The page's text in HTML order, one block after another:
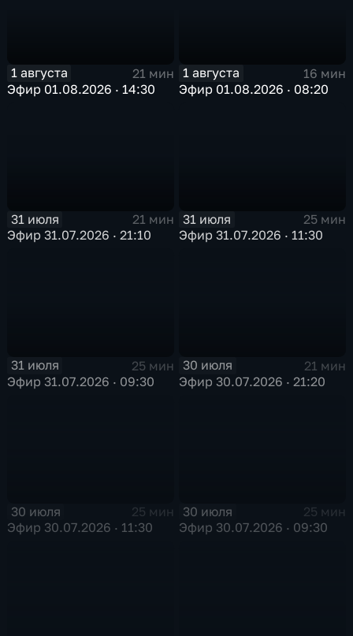
1 августа
21 мин
Эфир 01.08.2026 · 14:30
1 августа
16 мин
Эфир 01.08.2026 · 08:20
31 июля
21 мин
Эфир 31.07.2026 · 21:10
31 июля
25 мин
Эфир 31.07.2026 · 11:30
31 июля
25 мин
Эфир 31.07.2026 · 09:30
30 июля
21 мин
Эфир 30.07.2026 · 21:20
30 июля
25 мин
Эфир 30.07.2026 · 11:30
30 июля
25 мин
Эфир 30.07.2026 · 09:30